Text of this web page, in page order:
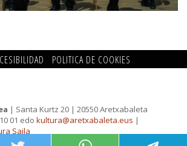
POLITICA DE COOKIES
| Santa Kurtz 20 | 20550 Aretxabaleta
01 edo kultura@aretxabaleta.eus |
Saila
viernes 9:00-13:00 / 16:00-20:00